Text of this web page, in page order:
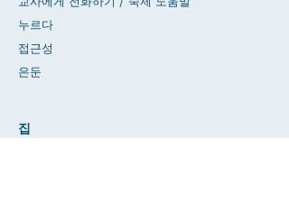
누르다
접근성
은둔
집